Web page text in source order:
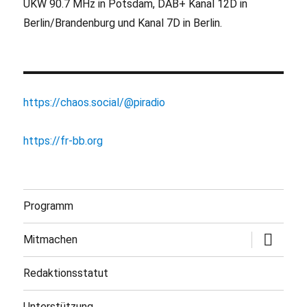
UKW 90.7 MHz in Potsdam, DAB+ Kanal 12D in
Berlin/Brandenburg und Kanal 7D in Berlin.
https://chaos.social/@piradio
https://fr-bb.org
Programm
Mitmachen
öffnen
Redaktionsstatut